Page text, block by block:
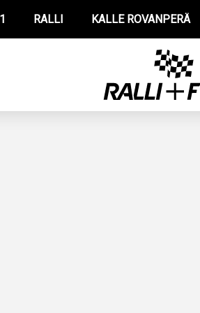
RALLI KALLE ROVANPERÄ